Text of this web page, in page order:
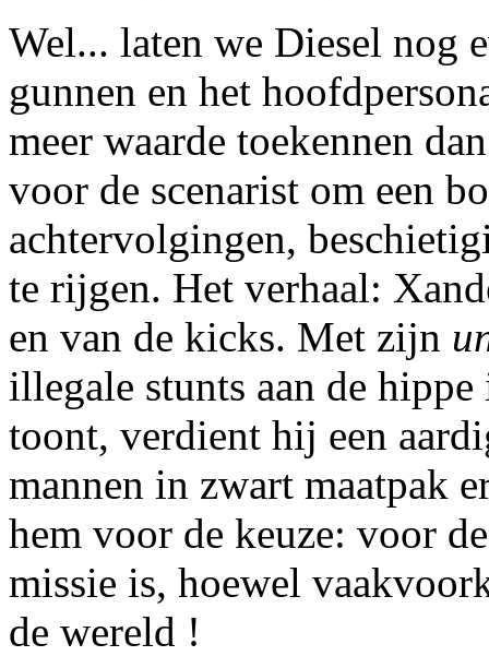
Wel... laten we Diesel nog
gunnen en het
meer waarde toekennen
voor de scenarist om een
achtervolgingen,
te rijgen. Het verhaal:
en van de kicks. Met zijn
illegale stunts aan de
toont, verdient hij een
mannen in zwart maatpak
hem voor de keuze: voor
missie is, hoewel
de wereld !